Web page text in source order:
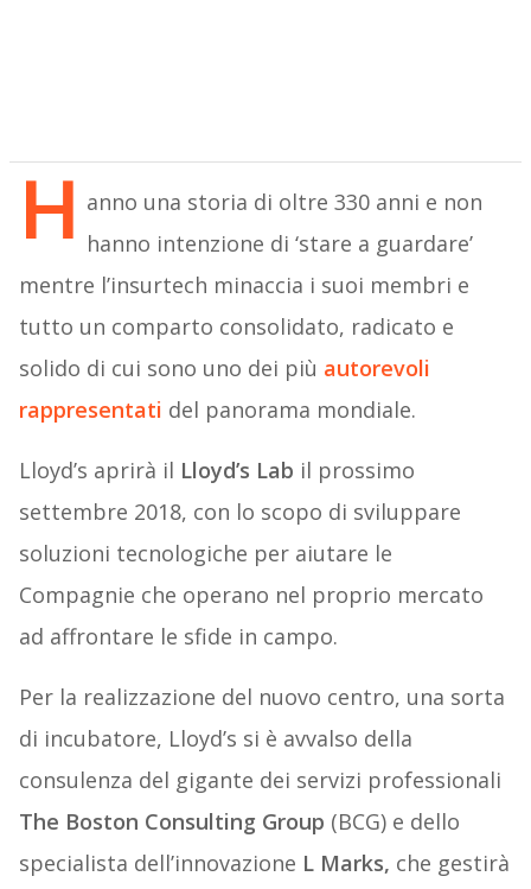
H anno una storia di oltre 330 anni e non
hanno intenzione di ‘stare a guardare’
mentre l’insurtech minaccia i suoi membri e
tutto un comparto consolidato, radicato e
solido di cui sono uno dei più autorevoli
rappresentati del panorama mondiale.
Lloyd’s aprirà il Lloyd’s Lab il prossimo
settembre 2018, con lo scopo di sviluppare
soluzioni tecnologiche per aiutare le
Compagnie che operano nel proprio mercato
ad affrontare le sfide in campo.
Per la realizzazione del nuovo centro, una sorta
di incubatore, Lloyd’s si è avvalso della
consulenza del gigante dei servizi professionali
The Boston Consulting Group (BCG) e dello
specialista dell’innovazione L Marks, che gestirà